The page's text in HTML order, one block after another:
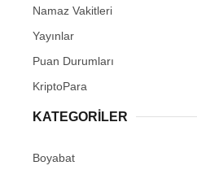
Namaz Vakitleri
Yayınlar
Puan Durumları
KriptoPara
KATEGORILER
Boyabat